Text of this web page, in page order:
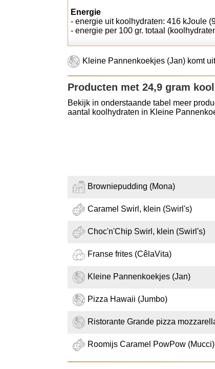
Energie
- energie uit koolhydraten: 416 kJoule
- energie per 100 gr. totaal
Kleine Pannenkoekjes (Jan) komt
Producten met 24,9 gram
Bekijk in onderstaande tabel meer
aantal koolhydraten in Kleine
Browniepudding (Mona)
Caramel Swirl, klein (Swirl's)
Choc'n'Chip Swirl, klein (Swirl's)
Franse frites (CêlaVita)
Kleine Pannenkoekjes (Jan)
Pizza Hawaii (Jumbo)
Ristorante Grande pizza
Roomijs Caramel PowPow (Mucci)